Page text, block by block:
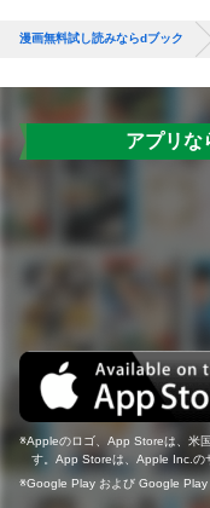
漫画無料試し読みならdブック
アプリな
Appleのロゴ、App Storeは、米
す。App Storeは、Apple Inc.の
Google Play および Google Play